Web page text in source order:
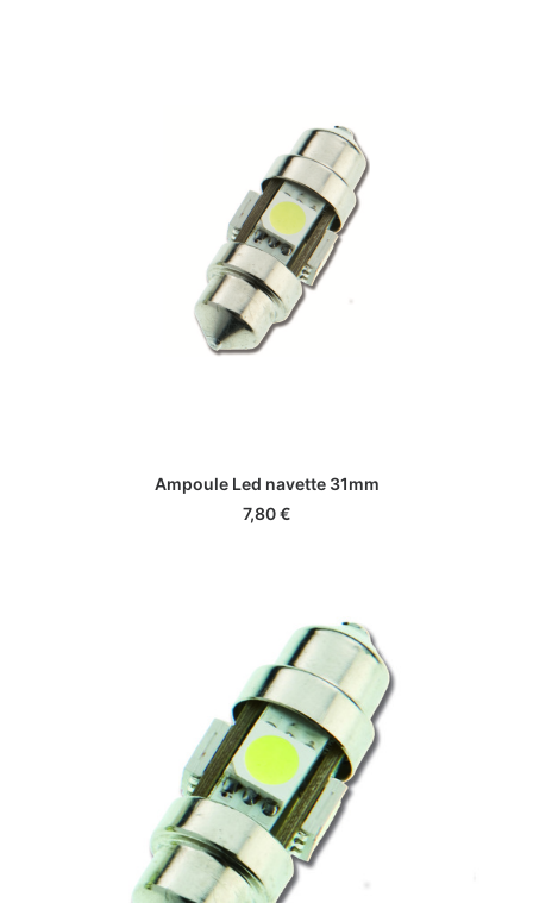
AJOUTER AU PANIER
Ampoule Led navette 31mm
7,80€